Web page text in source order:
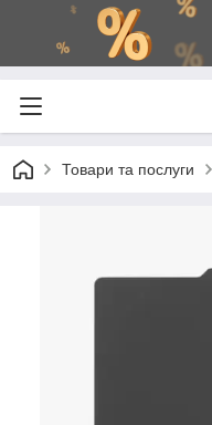
Товари та послуги